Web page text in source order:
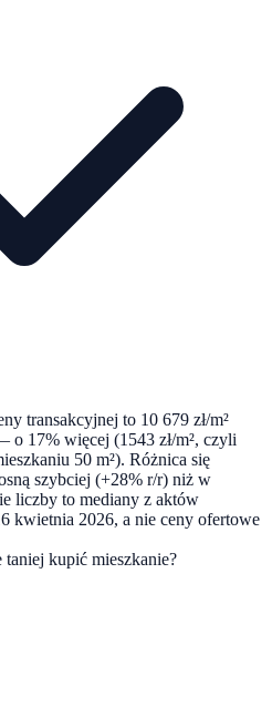
transakcyjnej to 10 679 zł/m²
o 17% więcej (1543 zł/m², czyli
50 m²). Różnica się
szybciej (+28% r/r) niż w
liczby to mediany z aktów
kwietnia 2026, a nie ceny ofertowe
kupić mieszkanie?